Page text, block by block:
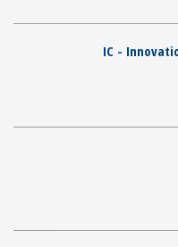
IC -